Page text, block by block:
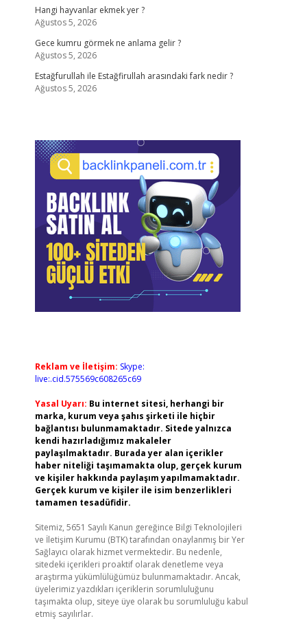
Hangi hayvanlar ekmek yer ?
Ağustos 5, 2026
Gece kumru görmek ne anlama gelir ?
Ağustos 5, 2026
Estağfurullah ile Estağfirullah arasındaki fark nedir ?
Ağustos 5, 2026
Reklam ve İletişim: Skype:
live:.cid.575569c608265c69
Yasal Uyarı: Bu internet sitesi, herhangi bir
marka, kurum veya şahıs şirketi ile hiçbir
bağlantısı bulunmamaktadır. Sitede yalnızca
kendi hazırladığımız makaleler
paylaşılmaktadır. Burada yer alan içerikler
haber niteliği taşımamakta olup, gerçek kurum
ve kişiler hakkında paylaşım yapılmamaktadır.
Gerçek kurum ve kişiler ile isim benzerlikleri
tamamen tesadüfidir.
Sitemiz, 5651 Sayılı Kanun gereğince Bilgi Teknolojileri
ve İletişim Kurumu (BTK) tarafından onaylanmış bir Yer
Sağlayıcı olarak hizmet vermektedir. Bu nedenle,
sitedeki içerikleri proaktif olarak denetleme veya
araştırma yükümlülüğümüz bulunmamaktadır. Ancak,
üyelerimiz yazdıkları içeriklerin sorumluluğunu
taşımakta olup, siteye üye olarak bu sorumluluğu kabul
etmiş sayılırlar.